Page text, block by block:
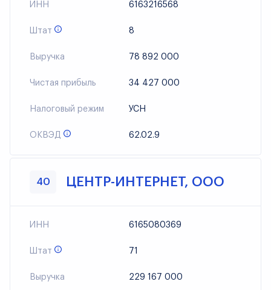
ИНН 6163216568
Штат 8
Выручка 78 892 000
Чистая прибыль 34 427 000
Налоговый режим УСН
ОКВЭД 62.02.9
40 ЦЕНТР-ИНТЕРНЕТ, ООО
ИНН 6165080369
Штат 71
Выручка 229 167 000